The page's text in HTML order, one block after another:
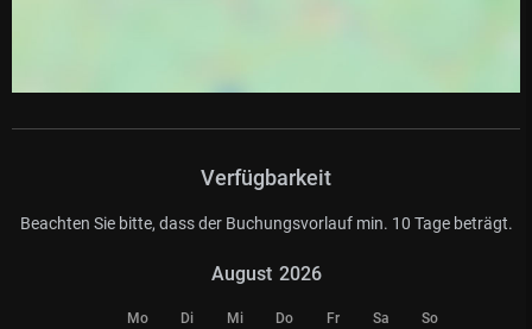
Verfügbarkeit
Beachten Sie bitte, dass der Buchungsvorlauf min. 10 Tage beträgt.
August 2026
Mo Di Mi Do Fr Sa So